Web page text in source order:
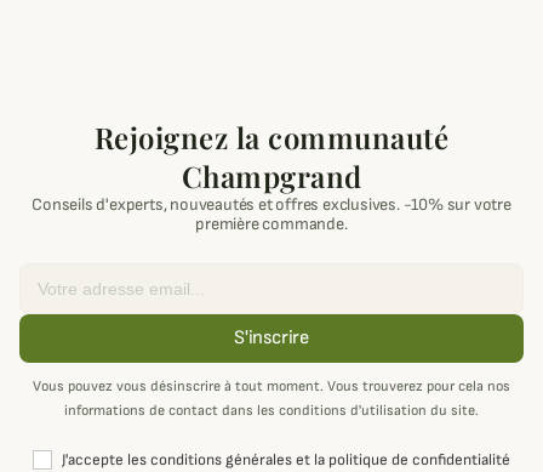
Rejoignez la communauté
Champgrand
Conseils d'experts, nouveautés et offres exclusives. -10% sur votre
première commande.
S'inscrire
Vous pouvez vous désinscrire à tout moment. Vous trouverez pour cela nos
informations de contact dans les conditions d'utilisation du site.
J'accepte les conditions générales et la politique de confidentialité